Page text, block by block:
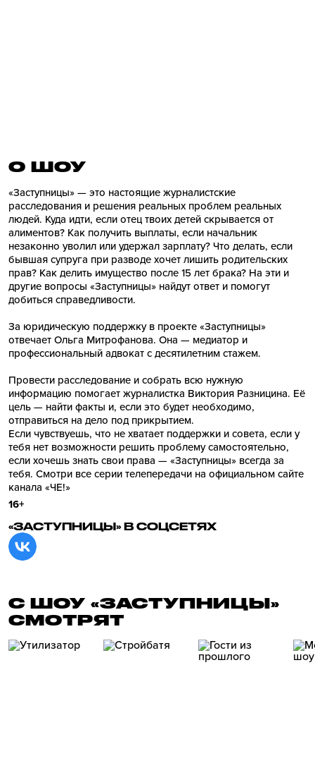
О ШОУ
«Заступницы» — это настоящие журналистские
расследования и решения реальных проблем реальных
людей. Куда идти, если отец твоих детей скрывается от
алиментов? Как получить выплаты, если начальник
незаконно уволил или удержал зарплату? Что делать, если
бывшая супруга при разводе хочет лишить родительских
прав? Как делить имущество после 15 лет брака? На эти и
другие вопросы «Заступницы» найдут ответ и помогут
добиться справедливости.
За юридическую поддержку в проекте «Заступницы»
отвечает Ольга Митрофанова. Она — медиатор и
профессиональный адвокат с десятилетним стажем.
Провести расследование и собрать всю нужную
информацию помогает журналистка Виктория Разницина. Её
цель — найти факты и, если это будет необходимо,
отправиться на дело под прикрытием.
Если чувствуешь, что не хватает поддержки и совета, если у
тебя нет возможности решить проблему самостоятельно,
если хочешь знать свои права — «Заступницы» всегда за
тебя. Смотри все серии телепередачи на официальном сайте
канала «ЧЕ!»
16+
«ЗАСТУПНИЦЫ» В СОЦСЕТЯХ
С ШОУ «ЗАСТУПНИЦЫ»
СМОТРЯТ